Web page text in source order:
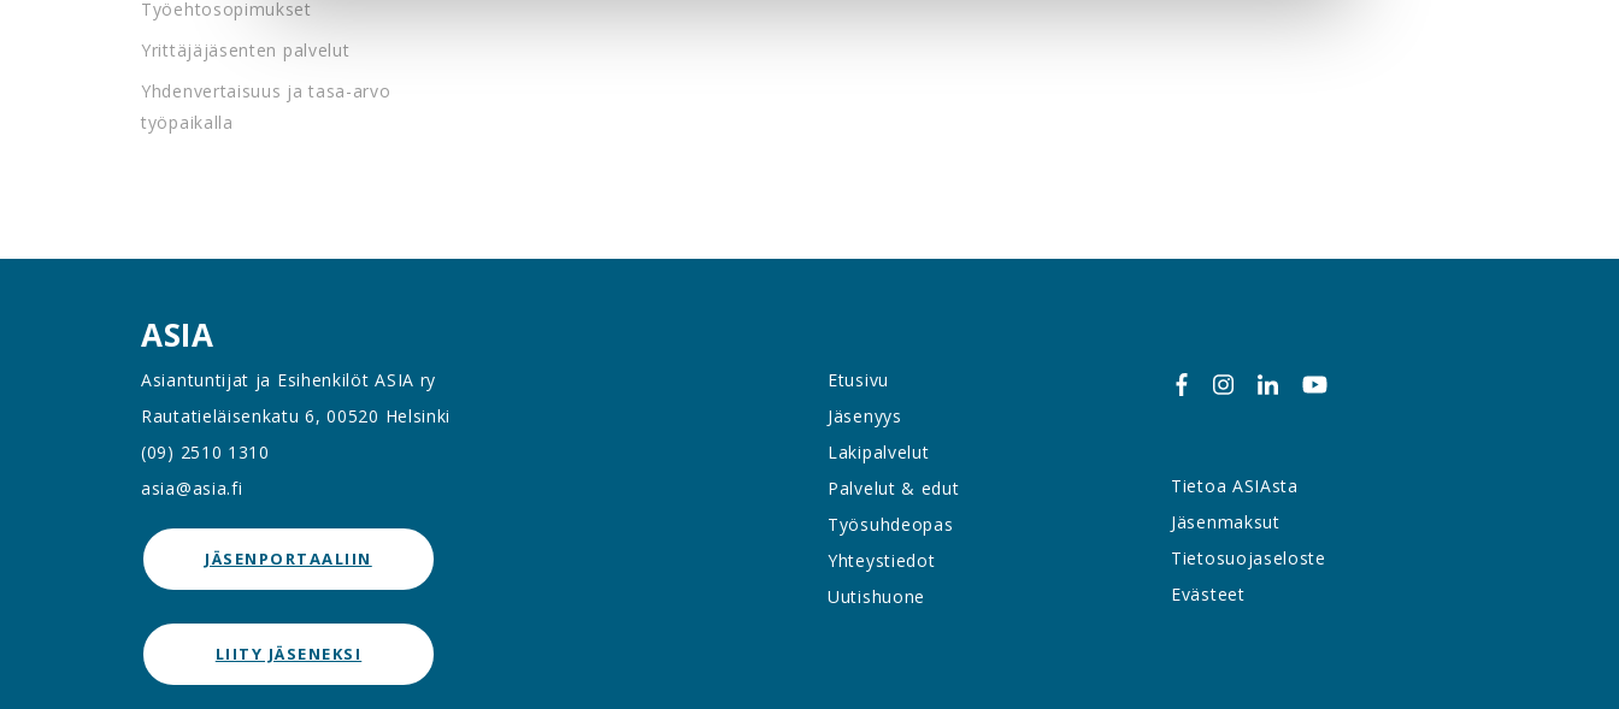
Työehtosopimukset
Yrittäjäjäsenten palvelut
Yhdenvertaisuus ja tasa-arvo
työpaikalla
ASIA
Asiantuntijat ja Esihenkilöt ASIA ry
Rautatieläisenkatu 6, 00520 Helsinki
(09) 2510 1310
asia@asia.fi
JÄSENPORTAALIIN
LIITY JÄSENEKSI
Etusivu
Jäsenyys
Lakipalvelut
Palvelut & edut
Työsuhdeopas
Yhteystiedot
Uutishuone
Tietoa ASIAsta
Jäsenmaksut
Tietosuojaseloste
Evästeet